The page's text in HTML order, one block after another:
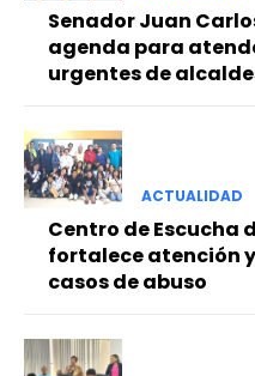
Senador Juan
agenda para
urgentes de
ACTUALIDAD
Centro de Escucha
fortalece atención
casos de abuso